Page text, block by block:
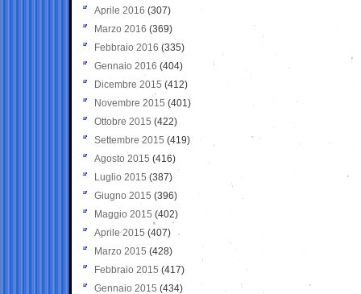
Aprile 2016 (307)
Marzo 2016 (369)
Febbraio 2016 (335)
Gennaio 2016 (404)
Dicembre 2015 (412)
Novembre 2015 (401)
Ottobre 2015 (422)
Settembre 2015 (419)
Agosto 2015 (416)
Luglio 2015 (387)
Giugno 2015 (396)
Maggio 2015 (402)
Aprile 2015 (407)
Marzo 2015 (428)
Febbraio 2015 (417)
Gennaio 2015 (434)